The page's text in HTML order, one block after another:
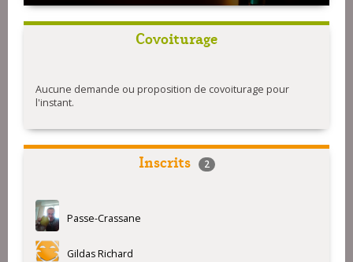
Covoiturage
Aucune demande ou proposition de covoiturage pour
l'instant.
Inscrits 2
Passe-Crassane
Gildas Richard